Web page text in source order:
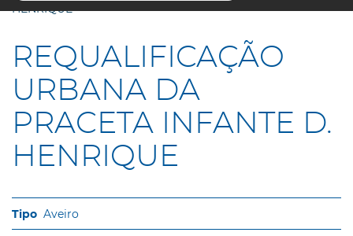
HENRIQUE
REQUALIFICAÇÃO
URBANA DA
PRACETA INFANTE D.
HENRIQUE
Aveiro